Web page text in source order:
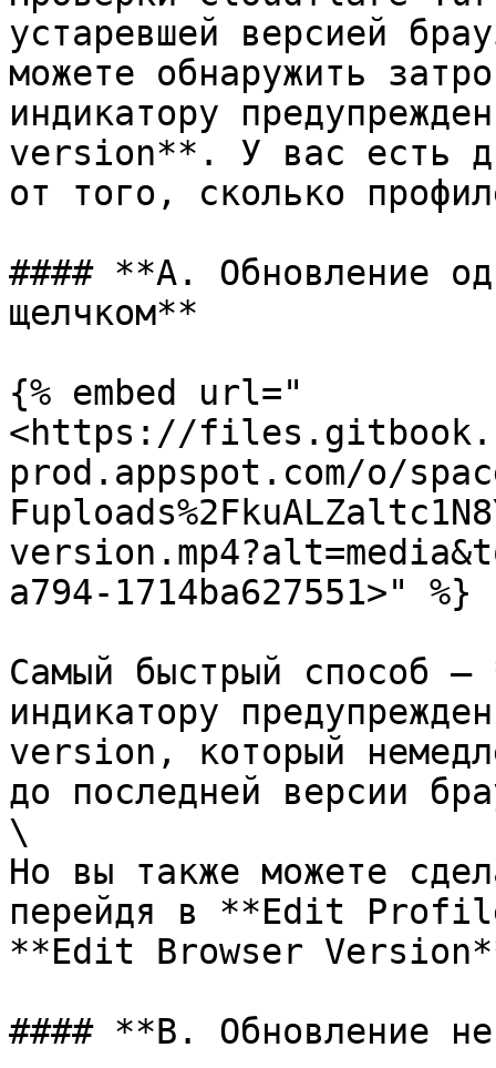
устаревшей версией
можете обнаружить
индикатору
version**. У вас есть
от того, сколько
#### **A. Обновление
щелчком**
{% embed url="
<https://
prod.appspot.com/o/
a794-1714ba627551>" %}
Самый быстрый способ
индикатору
version, который
до последней версии
\
Но вы также можете
перейдя в **Edit
**Edit Browser
#### **B. Обновление